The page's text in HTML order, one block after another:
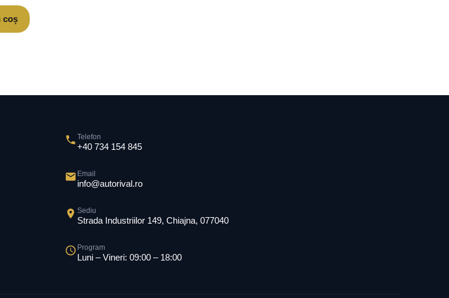
coș
Telefon
+40 734 154 845
Email
info@autorival.ro
Sediu
Strada Industriilor 149, Chiajna, 077040
Program
Luni – Vineri: 09:00 – 18:00